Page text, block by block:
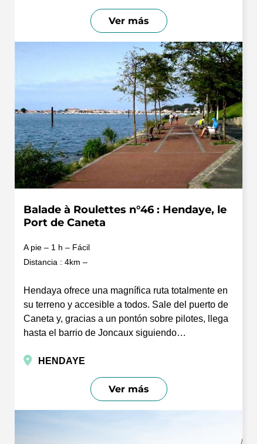
Ver más
Balade à Roulettes n°46 : Hendaye, le
Port de Caneta
A pie – 1 h – Fácil
Distancia : 4km –
Hendaya ofrece una magnífica ruta totalmente en
su terreno y accesible a todos. Sale del puerto de
Caneta y, gracias a un pontón sobre pilotes, llega
hasta el barrio de Joncaux siguiendo…
HENDAYE
Ver más